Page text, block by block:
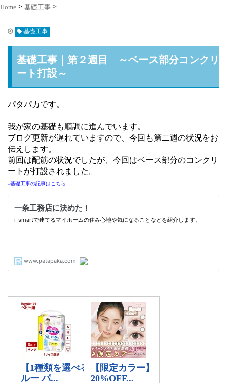
Home 基礎工事
基礎工事
基礎工事｜第２週目 ～ベース部分コンクリ
ート打設～
パタパカです。
我が家の基礎も順調に進んでいます。
ブログ更新が遅れていますので、今回も第二週の状況をお
伝えします。
前回は配筋の状況でしたが、今回はベース部分のコンクリ
ートが打設されました。
↓基礎工事の記事はこちら